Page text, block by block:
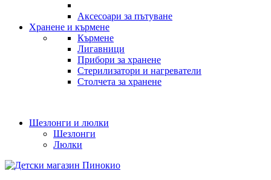
Аксесоари за пътуване
Хранене и кърмене
Кърмене
Лигавници
Прибори за хранене
Стерилизатори и нагреватели
Столчета за хранене
Шезлонги и люлки
Шезлонги
Люлки